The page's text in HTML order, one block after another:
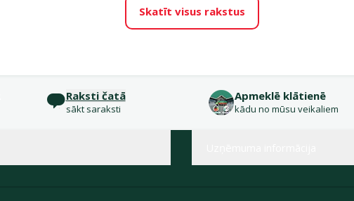
Skatīt visus rakstus
Raksti čatā
sākt saraksti
Apmeklē klātienē
kādu no mūsu veikaliem